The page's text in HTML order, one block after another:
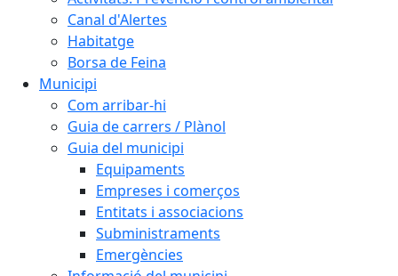
Canal d'Alertes
Habitatge
Borsa de Feina
Municipi
Com arribar-hi
Guia de carrers / Plànol
Guia del municipi
Equipaments
Empreses i comerços
Entitats i associacions
Subministraments
Emergències